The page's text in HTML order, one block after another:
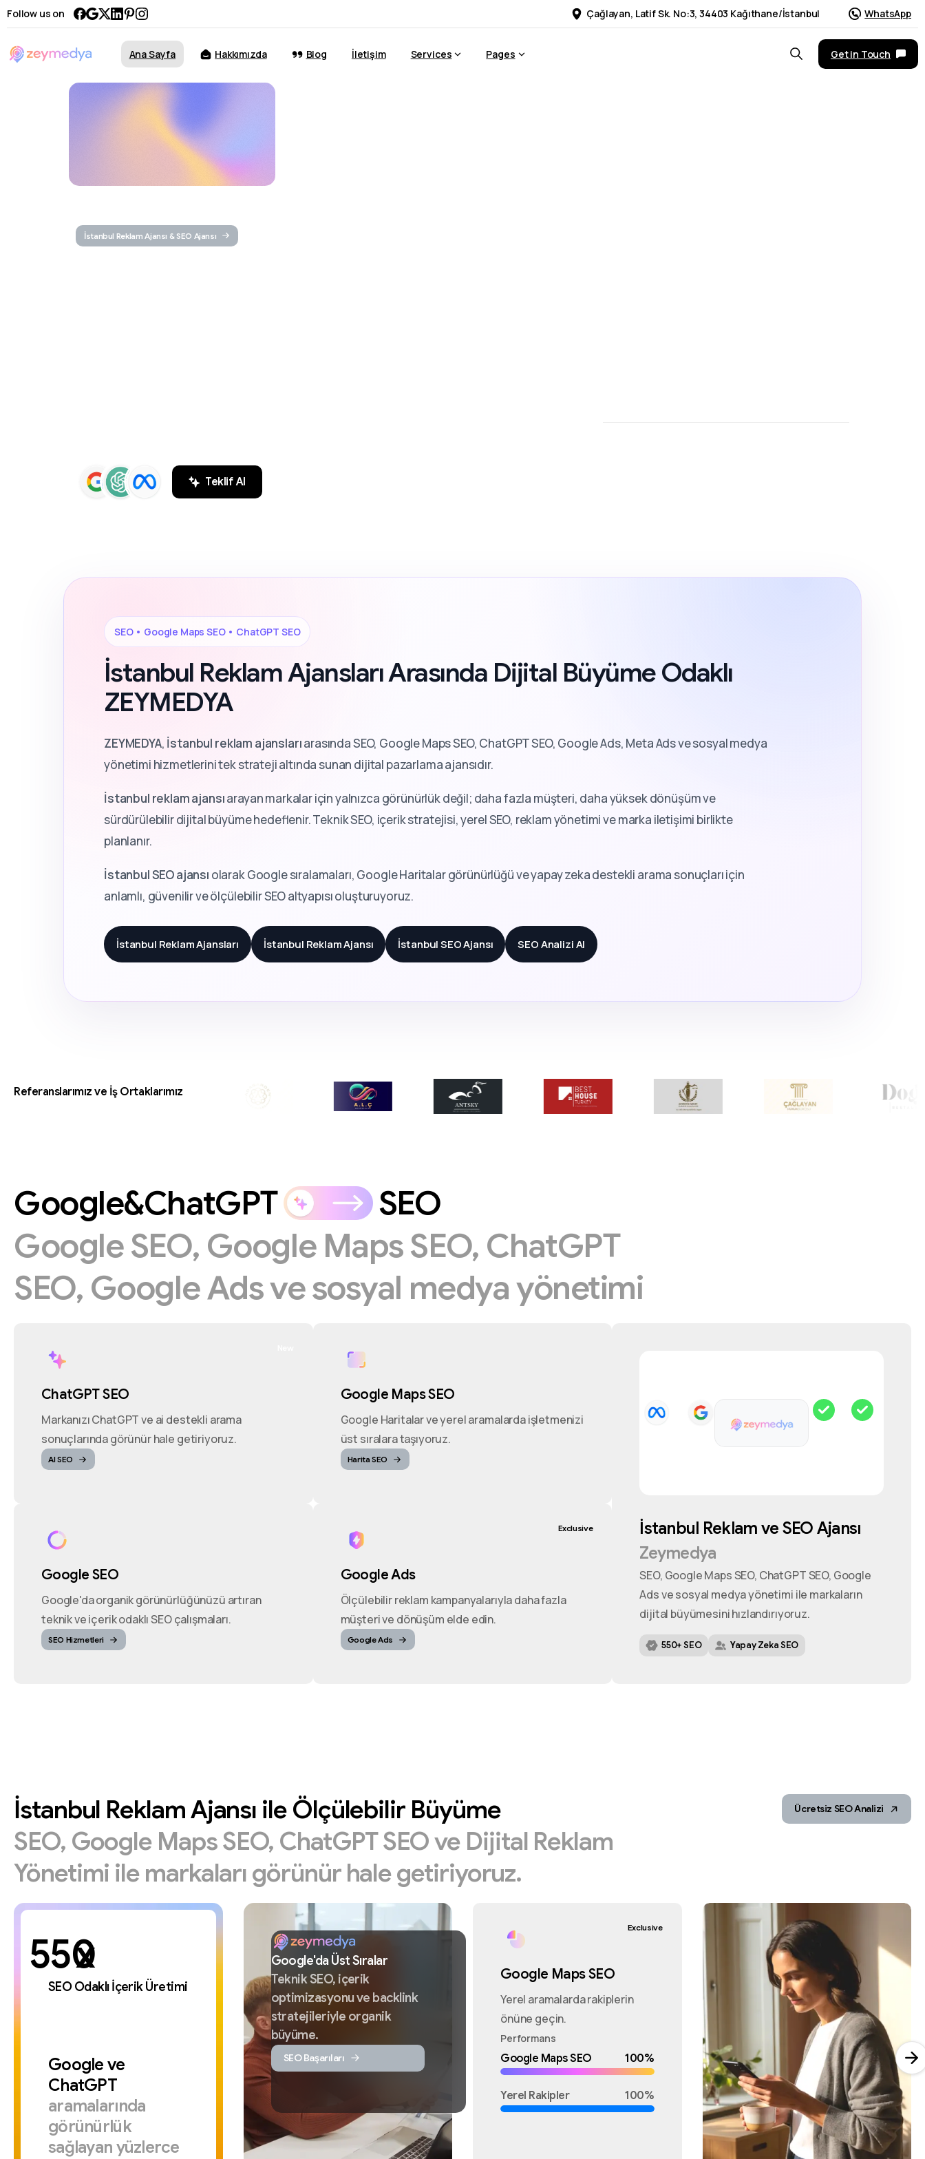
Follow us on Çağlayan, Latif Sk. No:3, 34403 Kağıthane/İstanbul WhatsApp
Ana Sayfa Hakkımızda Blog İletişim Services Pages Get in Touch
İstanbul Reklam Ajansı & SEO Ajansı
Teklif Al
SEO • Google Maps SEO • ChatGPT SEO
İstanbul Reklam Ajansları Arasında Dijital Büyüme Odaklı
ZEYMEDYA
ZEYMEDYA, İstanbul reklam ajanslarıarasında SEO, Google Maps SEO, ChatGPT SEO, Google Ads, Meta Ads ve sosyal medya
yönetimi hizmetlerini tek strateji altında sunan dijital pazarlama ajansıdır.
İstanbul reklam ajansıarayan markalar için yalnızca görünürlük değil; daha fazla müşteri, daha yüksek dönüşüm ve
sürdürülebilir dijital büyüme hedeflenir. Teknik SEO, içerik stratejisi, yerel SEO, reklam yönetimi ve marka iletişimi birlikte
planlanır.
İstanbul SEO ajansı olarak Google sıralamaları, Google Haritalar görünürlüğü ve yapay zeka destekli arama sonuçları için
anlamlı, güvenilir ve ölçülebilir SEO altyapısı oluşturuyoruz.
İstanbul Reklam Ajansları İstanbul Reklam Ajansı İstanbul SEO Ajansı SEO Analizi Al
Referanslarımız ve İş Ortaklarımız
Google&ChatGPT
SEO
GoogleSEO, Google MapsSEO, ChatGPT
SEO, GoogleAdsvesosyal medyayönetimi
ChatGPT SEO
Markanızı ChatGPT ve ai destekli arama
sonuçlarında görünür hale getiriyoruz.
AI SEO
Google Maps SEO
Google Haritalar ve yerel aramalarda işletmenizi
üst sıralara taşıyoruz.
Harita SEO
İstanbul Reklam ve SEO Ajansı
Zeymedya
SEO, Google Maps SEO, ChatGPT SEO, Google
Ads ve sosyal medya yönetimi ile markaların
dijital büyümesini hızlandırıyoruz.
550+ SEO Yapay Zeka SEO
Google SEO
Google'da organik görünürlüğünüzü artıran
teknik ve içerik odaklı SEO çalışmaları.
SEO Hizmetleri
Google Ads
Ölçülebilir reklam kampanyalarıyla daha fazla
müşteri ve dönüşüm elde edin.
Google Ads
Exclusive
İstanbul ReklamAjansı ile Ölçülebilir Büyüme
SEO, Google MapsSEO, ChatGPTSEOve Dijital Reklam
Yönetimi ile markaları görünür halegetiriyoruz.
Ücretsiz SEO Analizi
x
SEO Odaklı İçerik Üretimi
Google ve
ChatGPT
aramalarında
görünürlük
sağlayan yüzlerce
Google'daÜstSıralar
TeknikSEO, içerik
optimizasyonuve backlink
stratejileriyle organik
büyüme.
SEO Başarıları
Google Maps SEO
Yerel aramalarda rakiplerin
önüne geçin.
Performans
Google Maps SEO 100%
Yerel Rakipler 100%
Exclusive